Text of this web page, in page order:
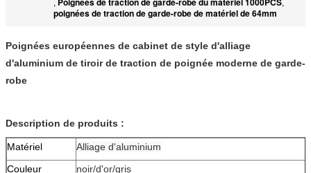
, ,
poignées de traction de garde-robe de matériel de 64mm
Poignées européennes de cabinet de style d'alliage
d'aluminium de tiroir de traction de poignée moderne de garde-
robe
Description de produits :
Matériel
Alliage d'aluminium
Couleur
noir/d'or/gris